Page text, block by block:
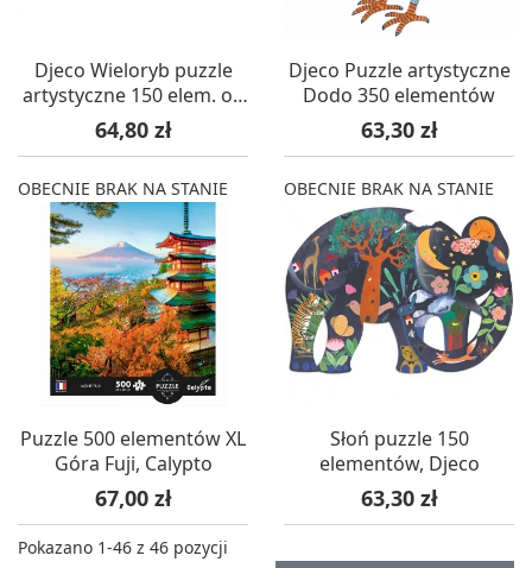
Djeco Wieloryb puzzle
artystyczne 150 elem. od
6 lat
Cena
64,80 zł
Djeco Puzzle artystyczne
Dodo 350 elementów
Cena
63,30 zł
Puzzle 500 elementów XL
Góra Fuji, Calypto
Cena
67,00 zł
OBECNIE BRAK NA STANIE
Słoń puzzle 150
elementów, Djeco
Cena
63,30 zł
OBECNIE BRAK NA STANIE
Pokazano 1-46 z 46 pozycji